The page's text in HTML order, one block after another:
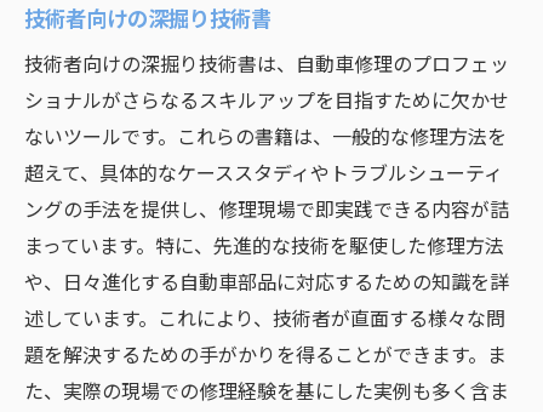
技術者向けの深掘り技術書
技術者向けの深掘り技術書は、自動車修理のプロフェッ
ショナルがさらなるスキルアップを目指すために欠かせ
ないツールです。これらの書籍は、一般的な修理方法を
超えて、具体的なケーススタディやトラブルシューティ
ングの手法を提供し、修理現場で即実践できる内容が詰
まっています。特に、先進的な技術を駆使した修理方法
や、日々進化する自動車部品に対応するための知識を詳
述しています。これにより、技術者が直面する様々な問
題を解決するための手がかりを得ることができます。ま
た、実際の現場での修理経験を基にした実例も多く含ま